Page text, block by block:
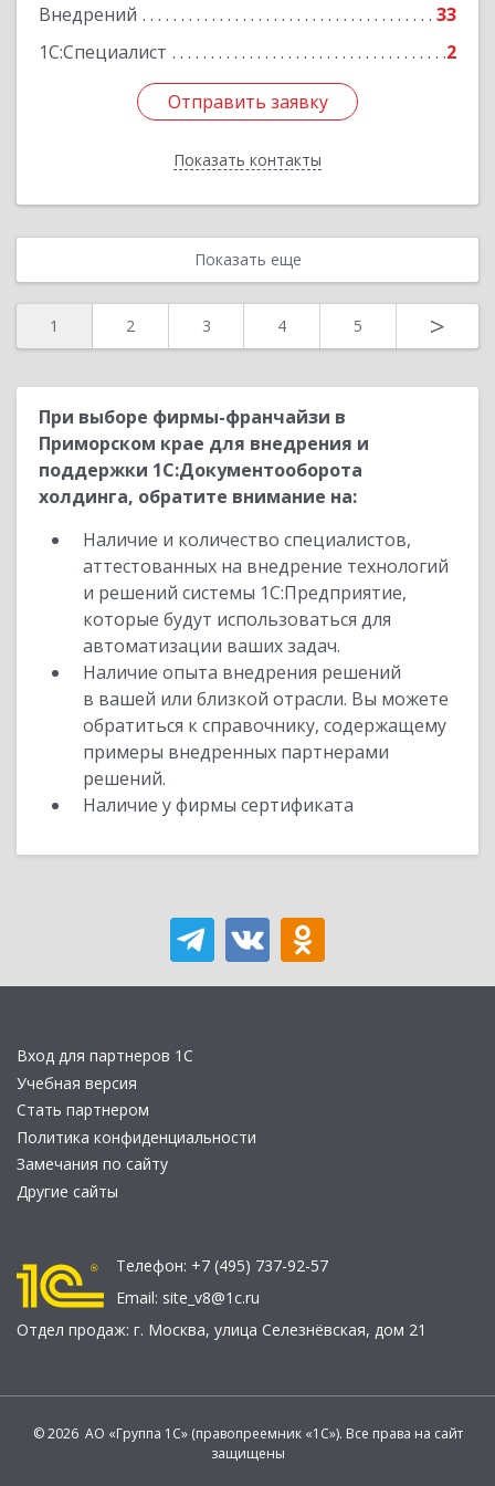
Внедрений
33
1С:Специалист
2
Отправить заявку
Показать контакты
Подробнее
Отправить заявку
Назад
Показать еще
1 2 3 4 5 >
При выборе фирмы-франчайзи в
Приморском крае для внедрения и
поддержки 1С:Документооборота
холдинга, обратите внимание на:
Наличие и количество специалистов,
аттестованных на внедрение технологий
и решений системы 1С:Предприятие,
которые будут использоваться для
автоматизации ваших задач.
Наличие опыта внедрения решений
в вашей или близкой отрасли. Вы можете
обратиться к справочнику, содержащему
примеры внедренных партнерами
решений.
Наличие у фирмы сертификата
Вход для партнеров 1С
Учебная версия
Стать партнером
Политика конфиденциальности
Замечания по сайту
Другие сайты
Телефон: +7 (495) 737-92-57
Email: site_v8@1c.ru
Отдел продаж: г. Москва, улица Селезнёвская, дом 21
© 2026 АО «Группа 1С» (правопреемник «1С»). Все права на сайт
защищены